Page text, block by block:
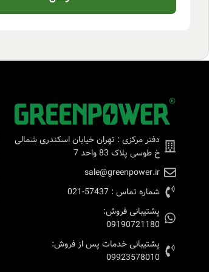
دفتر مرکزی : تهران خیابان اسکندری شمالی
خ طوسی پلاک 83 واحد 7
sale@greenpower.ir
شماره تماس : 57437-021
پشتیبانی فروش:
09190721180
پشتیبانی خدمات پس از فروش:
09923578010